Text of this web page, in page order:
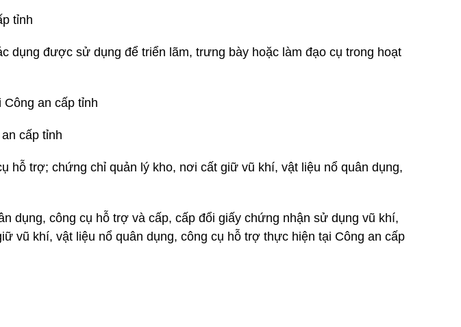
tỉnh
dụng được sử dụng để triển lãm, trưng bày hoặc làm đạo cụ trong hoạt
an cấp tỉnh
cấp tỉnh
hỗ trợ; chứng chỉ quản lý kho, nơi cất giữ vũ khí, vật liệu nổ quân dụng,
dụng, công cụ hỗ trợ và cấp, cấp đổi giấy chứng nhận sử dụng vũ khí,
vũ khí, vật liệu nổ quân dụng, công cụ hỗ trợ thực hiện tại Công an cấp